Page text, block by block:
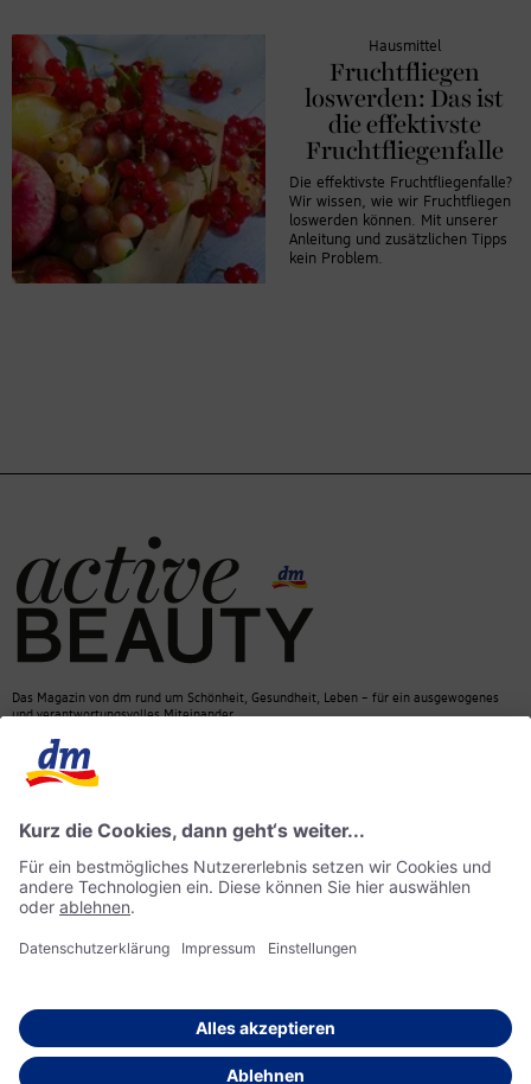
Hausmittel
Fruchtfliegen
loswerden: Das ist
die effektivste
Fruchtfliegenfalle
Die effektivste Fruchtfliegenfalle?
Wir wissen, wie wir Fruchtfliegen
loswerden können. Mit unserer
Anleitung und zusätzlichen Tipps
kein Problem.
Das Magazin von dm rund um Schönheit, Gesundheit, Leben – für ein ausgewogenes
und verantwortungsvolles Miteinander.
© 2026 dm drogerie markt GmbH